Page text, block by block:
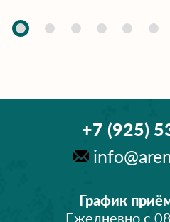
График
Ежедневно с
+7 (925)